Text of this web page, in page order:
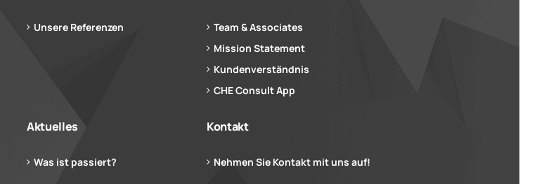
Unsere Referenzen
Team & Associates
Mission Statement
Kundenverständnis
CHE Consult App
Aktuelles
Was ist passiert?
Kontakt
Nehmen Sie Kontakt mit uns auf!